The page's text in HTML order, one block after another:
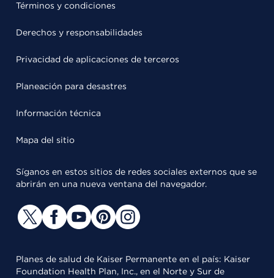
Términos y condiciones
Derechos y responsabilidades
Privacidad de aplicaciones de terceros
Planeación para desastres
Información técnica
Mapa del sitio
Síganos en estos sitios de redes sociales externos que se
abrirán en una nueva ventana del navegador.
Planes de salud de Kaiser Permanente en el país: Kaiser
Foundation Health Plan, Inc., en el Norte y Sur de